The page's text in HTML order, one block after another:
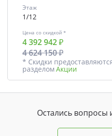
Этаж
1/12
Цена со скидкой *
4 392 942 ₽
4 624 150 ₽
* Скидки
разделом Акции
Остались вопросы